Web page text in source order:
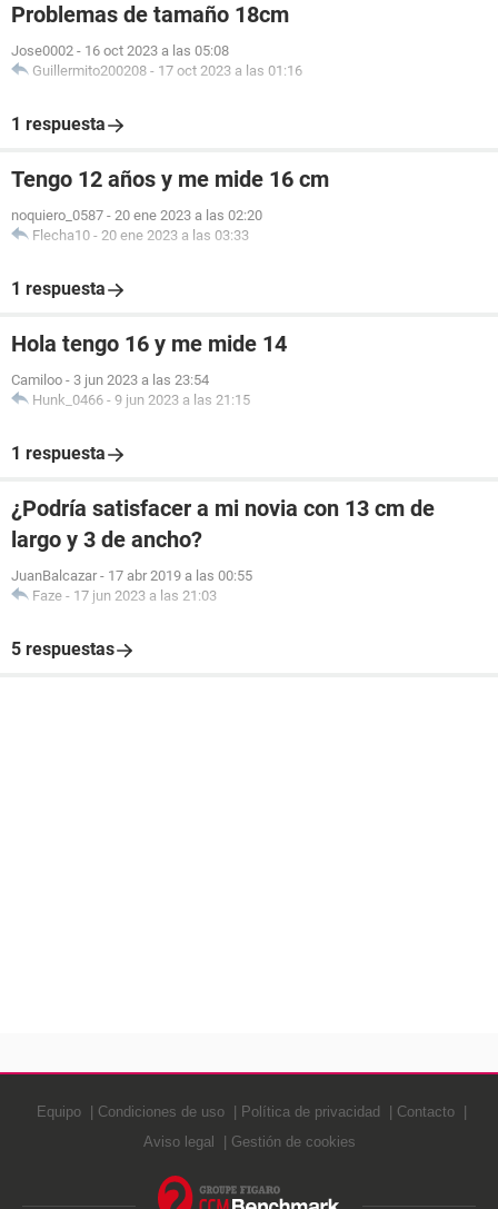
Problemas de tamaño 18cm
Jose0002 - 16 oct 2023 a las 05:08
Guillermito200208 - 17 oct 2023 a las 01:16
1 respuesta
Tengo 12 años y me mide 16 cm
noquiero_0587 - 20 ene 2023 a las 02:20
Flecha10 - 20 ene 2023 a las 03:33
1 respuesta
Hola tengo 16 y me mide 14
Camiloo - 3 jun 2023 a las 23:54
Hunk_0466 - 9 jun 2023 a las 21:15
1 respuesta
¿Podría satisfacer a mi novia con 13 cm de
largo y 3 de ancho?
JuanBalcazar - 17 abr 2019 a las 00:55
Faze - 17 jun 2023 a las 21:03
5 respuestas
Equipo Condiciones de uso Política de privacidad
Contacto
Aviso legal
Gestión de cookies